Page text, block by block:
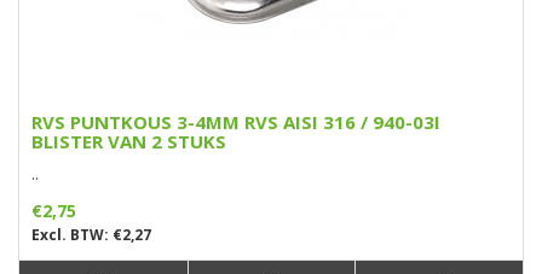
RVS PUNTKOUS 3-4MM RVS AISI 316 / 940-03I
BLISTER VAN 2 STUKS
..
€2,75
Excl. BTW: €2,27